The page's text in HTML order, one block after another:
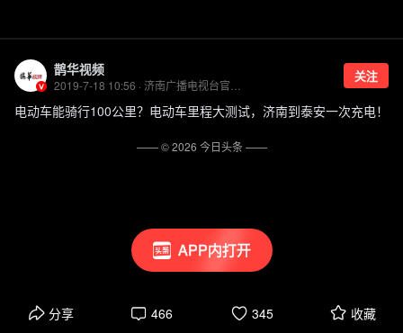
APP内打开
鹊华视频 关注
电动车能骑行100公里？电动车里程大测试，济南到泰安一次充电！
分享 466 345 收藏
—— ©2026 今日头条——